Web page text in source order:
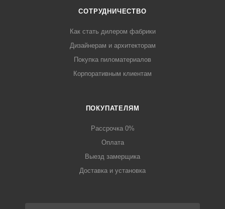
СОТРУДНИЧЕСТВО
Как стать дилером фабрики
Дизайнерам и архитекторам
Покупка пиломатериалов
Корпоративным клиентам
ПОКУПАТЕЛЯМ
Рассрочка 0%
Оплата
Выезд замерщика
Доставка и установка